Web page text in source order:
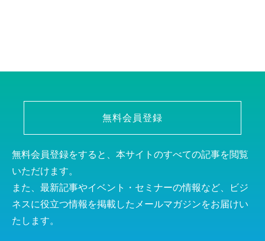
無料会員登録
無料会員登録をすると、本サイトのすべての記事を閲覧
いただけます。
また、最新記事やイベント・セミナーの情報など、ビジ
ネスに役立つ情報を掲載したメールマガジンをお届けい
たします。